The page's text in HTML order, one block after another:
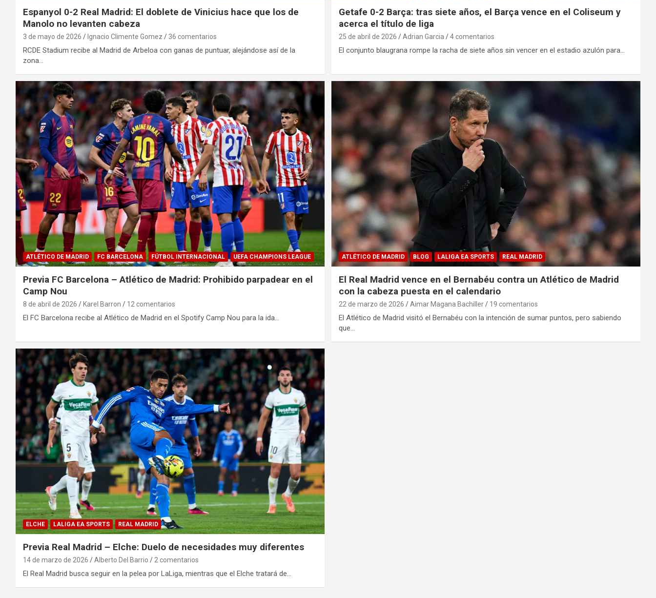
Espanyol 0-2 Real Madrid: El doblete de Vinicius hace que los de
Manolo no levanten cabeza
3 de mayo de 2026 Ignacio Climente Gomez 36 comentarios
RCDE Stadium recibe al Madrid de Arbeloa con ganas de puntuar, alejándose así de la
zona…
Getafe 0-2 Barça: tras siete años, el Barça vence en el Coliseum y
acerca el título de liga
25 de abril de 2026 Adrian Garcia 4 comentarios
El conjunto blaugrana rompe la racha de siete años sin vencer en el estadio azulón para…
ATLÉTICO DE MADRID FC BARCELONA FÚTBOL INTERNACIONAL UEFA CHAMPIONS LEAGUE
Previa FC Barcelona – Atlético de Madrid: Prohibido parpadear en el
Camp Nou
8 de abril de 2026 Karel Barron 12 comentarios
El FC Barcelona recibe al Atlético de Madrid en el Spotify Camp Nou para la ida…
ATLÉTICO DE MADRID BLOG LALIGA EA SPORTS REAL MADRID
El Real Madrid vence en el Bernabéu contra un Atlético de Madrid
con la cabeza puesta en el calendario
22 de marzo de 2026 Aimar Magana Bachiller 19 comentarios
El Atlético de Madrid visitó el Bernabéu con la intención de sumar puntos, pero sabiendo
que…
ELCHE LALIGA EA SPORTS REAL MADRID
Previa Real Madrid – Elche: Duelo de necesidades muy diferentes
14 de marzo de 2026 Alberto Del Barrio 2 comentarios
El Real Madrid busca seguir en la pelea por LaLiga, mientras que el Elche tratará de…